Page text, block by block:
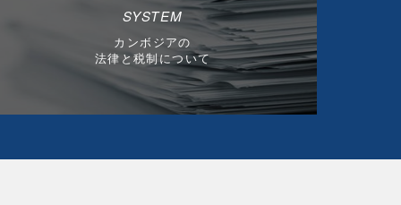
SYSTEM
カンボジアの
法律と税制について